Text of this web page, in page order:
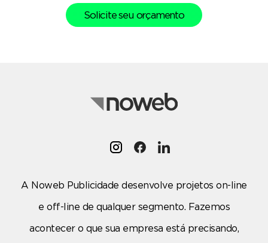
Solicite seu orçamento
A Noweb Publicidade desenvolve projetos on-line
e off-line de qualquer segmento. Fazemos
acontecer o que sua empresa está precisando,